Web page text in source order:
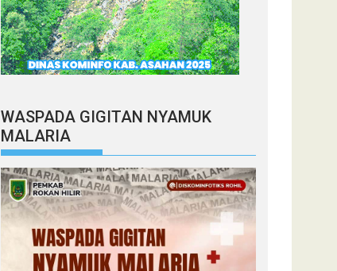
WASPADA GIGITAN NYAMUK
MALARIA